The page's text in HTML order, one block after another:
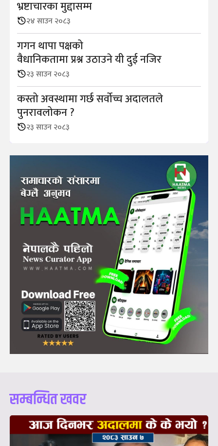
भ्रष्टाचारका मुद्दासम्म
२४ साउन २०८३
गगन थापा पक्षको
वैधानिकतामा प्रश्न उठाउने यी दुई नजिर
२३ साउन २०८३
कस्तो अवस्थामा गर्छ सर्वोच्च अदालतले
पुनरावलोकन ?
२३ साउन २०८३
सम्बन्धित खवर